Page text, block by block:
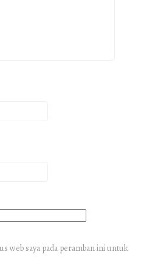
web saya pada peramban ini untuk